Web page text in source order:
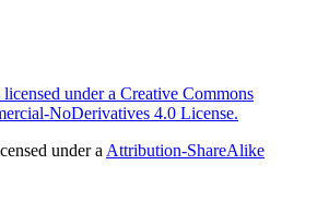
under a Creative Commons
NoDerivatives 4.0 License.
under a Attribution-ShareAlike